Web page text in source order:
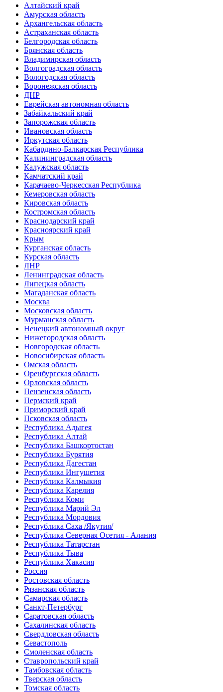
Алтайский край
Амурская область
Архангельская область
Астраханская область
Белгородская область
Брянская область
Владимирская область
Волгоградская область
Вологодская область
Воронежская область
ДНР
Еврейская автономная область
Забайкальский край
Запорожская область
Ивановская область
Иркутская область
Кабардино-Балкарская Республика
Калининградская область
Калужская область
Камчатский край
Карачаево-Черкесская Республика
Кемеровская область
Кировская область
Костромская область
Краснодарский край
Красноярский край
Крым
Курганская область
Курская область
ЛНР
Ленинградская область
Липецкая область
Магаданская область
Москва
Московская область
Мурманская область
Ненецкий автономный округ
Нижегородская область
Новгородская область
Новосибирская область
Омская область
Оренбургская область
Орловская область
Пензенская область
Пермский край
Приморский край
Псковская область
Республика Адыгея
Республика Алтай
Республика Башкортостан
Республика Бурятия
Республика Дагестан
Республика Ингушетия
Республика Калмыкия
Республика Карелия
Республика Коми
Республика Марий Эл
Республика Мордовия
Республика Саха /Якутия/
Республика Северная Осетия - Алания
Республика Татарстан
Республика Тыва
Республика Хакасия
Россия
Ростовская область
Рязанская область
Самарская область
Санкт-Петербург
Саратовская область
Сахалинская область
Свердловская область
Севастополь
Смоленская область
Ставропольский край
Тамбовская область
Тверская область
Томская область